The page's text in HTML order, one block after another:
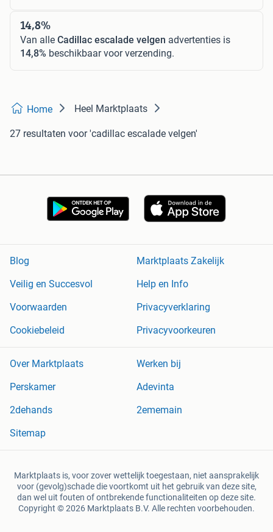
14,8%
Van alle Cadillac escalade velgen advertenties is
14,8% beschikbaar voor verzending.
Home Heel Marktplaats
27 resultaten voor 'cadillac escalade velgen'
Blog
Marktplaats Zakelijk
Veilig en Succesvol
Help en Info
Voorwaarden
Privacyverklaring
Cookiebeleid
Privacyvoorkeuren
Over Marktplaats
Werken bij
Perskamer
Adevinta
2dehands
2ememain
Sitemap
Marktplaats is, voor zover wettelijk toegestaan, niet aansprakelijk
voor (gevolg)schade die voortkomt uit het gebruik van deze site,
dan wel uit fouten of ontbrekende functionaliteiten op deze site.
Copyright © 2026 Marktplaats B.V. Alle rechten voorbehouden.